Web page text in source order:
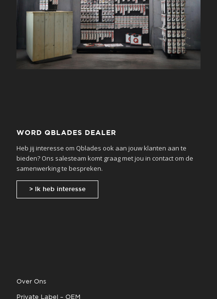
WORD QBLADES DEALER
Heb jij interesse om Qblades ook aan jouw klanten aan te
bieden? Ons salesteam komt graag met jou in contact om de
samenwerking te bespreken.
> Ik heb interesse
Over Ons
Private Label – OEM